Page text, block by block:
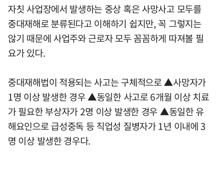
자칫 사업장에서 발생하는 중상 혹은 사망사고 모두를
중대재해로 분류된다고 이해하기 쉽지만, 꼭 그렇지는
않기 때문에 사업주와 근로자 모두 꼼꼼하게 따져볼 필
요가 있다.
중대재해법이 적용되는 사고는 구체적으로 ▲사망자가
1명 이상 발생한 경우 ▲동일한 사고로 6개월 이상 치료
가 필요한 부상자가 2명 이상 발생한 경우 ▲동일한 유
해요인으로 급성중독 등 직업성 질병자가 1년 이내에 3
명 이상 발생한 경우다.